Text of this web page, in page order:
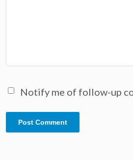
Notify me of follow-up